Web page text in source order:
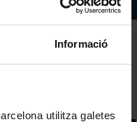
Informació
utilitza galetes